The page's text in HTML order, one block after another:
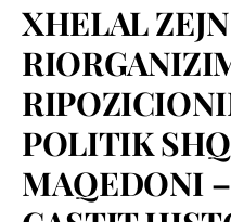
XHELAL
POLITIK
MAQEDONI